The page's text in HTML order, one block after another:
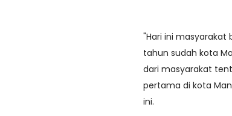
"Hari ini masyarakat
tahun sudah kota
dari masyarakat
pertama di kota
ini.